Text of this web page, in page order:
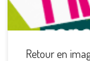
Retour en